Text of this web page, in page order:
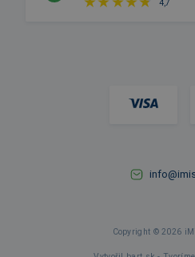
4,7
Copyright © 2026